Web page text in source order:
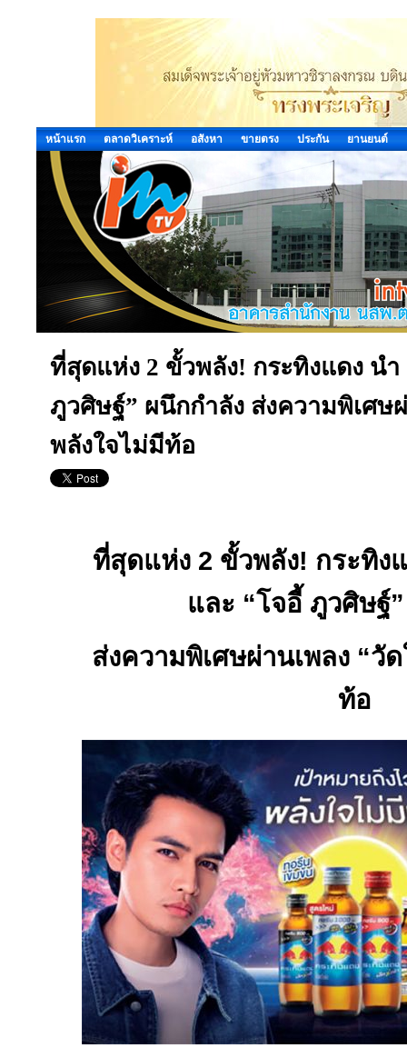
หน้าแรก ตลาดวิเคราะห์ อสังหา ขายตรง ประกัน ยานยนต์
ที่สุดแห่ง 2 ขั้วพลัง! กระทิงแดง น
ภูวศิษฐ์” ผนึกกำลัง ส่งความพิเศษ
พลังใจไม่มีท้อ
ที่สุดแห่ง 2 ขั้วพลัง! กระทิง
และ “โจอี้ ภูวศิษฐ์
ส่งความพิเศษผ่านเพลง “วั
ท้อ